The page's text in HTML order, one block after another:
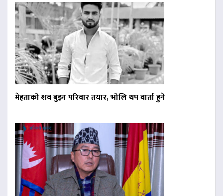
मेहताको शव बुझ्न परिवार तयार, भोलि थप वार्ता हुने